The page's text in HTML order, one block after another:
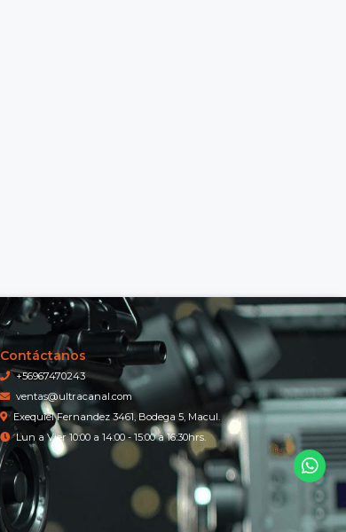
Contáctanos
+56967470243
ventas@ultracanal.com
Exequiel Fernandez 3461, Bodega 5, Macul.
Lun a Vier 10:00 a 14:00 - 15:00 a 16:30hrs.